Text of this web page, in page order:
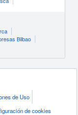
Bilbao
de Uso
de cookies